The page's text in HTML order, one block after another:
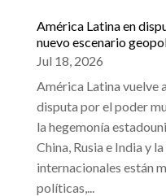
América Latina en
nuevo escenario
Jul 18, 2026
América Latina vuelve
disputa por el poder
la hegemonía
China, Rusia e India y
internacionales están
políticas,...